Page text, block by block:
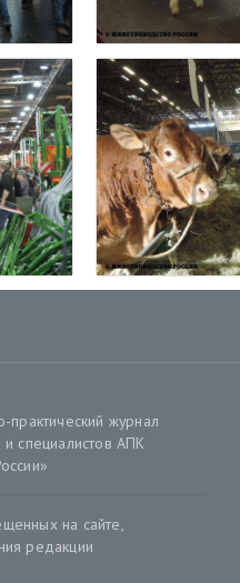
журнал
специалистов АПК
на сайте,
редакции